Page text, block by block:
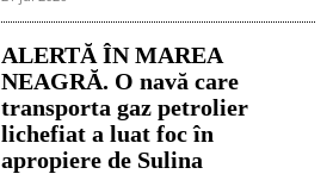
ALERTĂ ÎN MAREA
NEAGRĂ. O navă care
transporta gaz petrolier
lichefiat a luat foc în
apropiere de Sulina